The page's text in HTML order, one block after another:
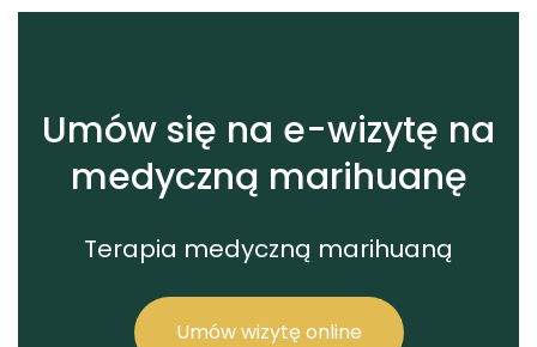
Umów się na e-wizytę na
medyczną marihuanę
Terapia medyczną marihuaną
Umów wizytę online